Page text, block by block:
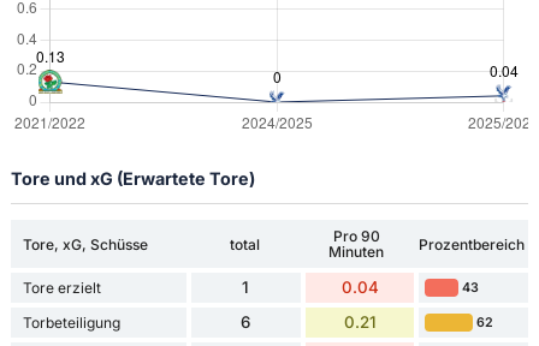
Tore und xG (Erwartete Tore)
Tore, xG, Schüsse total
Pro 90
Minuten
Prozentbereich
Tore erzielt 1 0.04 43
Torbeteiligung 6 0.21 62